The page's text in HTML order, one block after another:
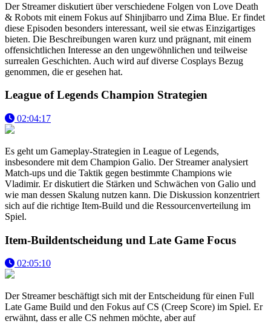
Der Streamer diskutiert über verschiedene Folgen von Love Death
& Robots mit einem Fokus auf Shinjibarro und Zima Blue. Er findet
diese Episoden besonders interessant, weil sie etwas Einzigartiges
bieten. Die Beschreibungen waren kurz und prägnant, mit einem
offensichtlichen Interesse an den ungewöhnlichen und teilweise
surrealen Geschichten. Auch wird auf diverse Cosplays Bezug
genommen, die er gesehen hat.
League of Legends Champion Strategien
02:04:17
Es geht um Gameplay-Strategien in League of Legends,
insbesondere mit dem Champion Galio. Der Streamer analysiert
Match-ups und die Taktik gegen bestimmte Champions wie
Vladimir. Er diskutiert die Stärken und Schwächen von Galio und
wie man dessen Skalung nutzen kann. Die Diskussion konzentriert
sich auf die richtige Item-Build und die Ressourcenverteilung im
Spiel.
Item-Buildentscheidung und Late Game Focus
02:05:10
Der Streamer beschäftigt sich mit der Entscheidung für einen Full
Late Game Build und den Fokus auf CS (Creep Score) im Spiel. Er
erwähnt, dass er alle CS nehmen möchte, aber auf